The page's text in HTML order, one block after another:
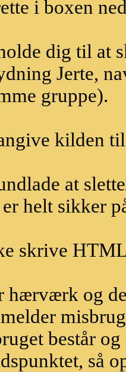
i boxen
dig til at
Jerte,
gruppe).
kilden
at
helt sikker
skrive
hærværk og
består
så